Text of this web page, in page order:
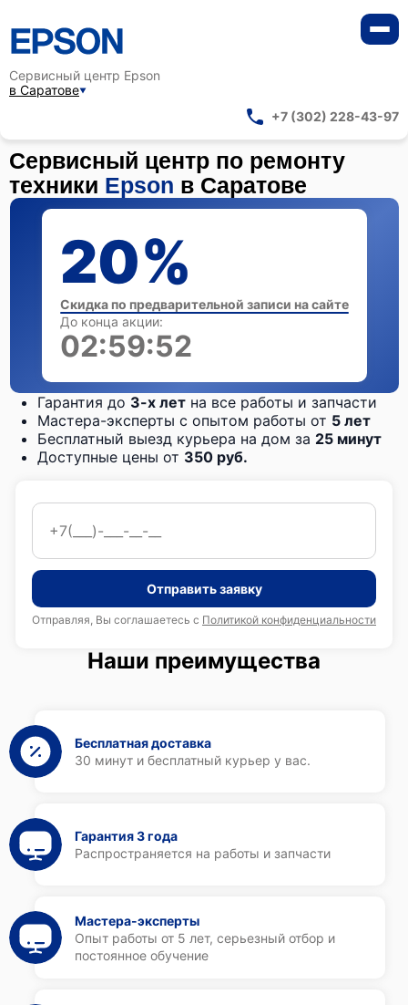
Сервисный центр Epson
в Саратове
+7 (302) 228-43-97
Сервисный центр по ремонту
техники Epson в Саратове
Гарантия до 3-х лет на все работы и запчасти
Мастера-эксперты с опытом работы от 5 лет
Бесплатный выезд курьера на дом за 25 минут
Доступные цены от 350 руб.
Отправить заявку
Отправляя, Вы соглашаетесь с Политикой конфиденциальности
20%
Скидка по предварительной записи на сайте
До конца акции:
02:59:51
Наши преимущества
Бесплатная доставка
30 минут и бесплатный курьер у вас.
Гарантия 3 года
Распространяется на работы и запчасти
Мастера-эксперты
Опыт работы от 5 лет, серьезный отбор и
постоянное обучение